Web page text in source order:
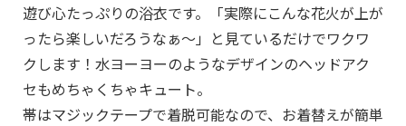
遊び心たっぷりの浴衣です。「実際にこんな花火が上が
ったら楽しいだろうなぁ〜」と見ているだけでワクワ
クします！水ヨーヨーのようなデザインのヘッドアク
セもめちゃくちゃキュート。
帯はマジックテープで着脱可能なので、お着替えが簡単